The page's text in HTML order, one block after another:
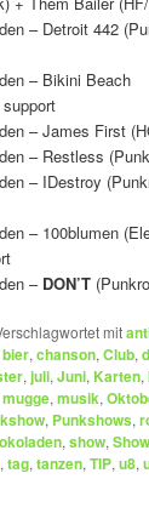
– Detroit 442
– Bikini Beach
– James First
– Restless
– IDestroy
– 100blumen
– DON’T
mit
bier,chanson,Club,
,juli,Juni, Karten,
mugge,musik,
, Punkshows,
,show,
,tag,tanzen,TIP,u8,